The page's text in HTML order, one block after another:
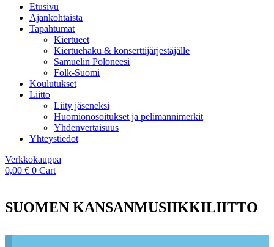
Etusivu
Ajankohtaista
Tapahtumat
Kiertueet
Kiertuehaku & konserttijärjestäjälle
Samuelin Poloneesi
Folk-Suomi
Koulutukset
Liitto
Liity jäseneksi
Huomionosoitukset ja pelimannimerkit
Yhdenvertaisuus
Yhteystiedot
Verkkokauppa
0,00 € 0 Cart
SUOMEN KANSANMUSIIKKILIITTO